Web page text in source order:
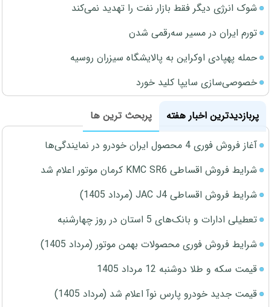
شوک انرژی دیگر فقط بازار نفت را تهدید نمی‌کند
تورم ایران در مسیر سه‌رقمی شدن
حمله پهپادی اوکراین به پالایشگاه سیزران روسیه
خصوصی‌سازی سایپا کلید خورد
پربازدیدترین اخبار هفته
پربحث ترین ها
آغاز فروش فوری 4 محصول ایران خودرو در نمایندگی‌ها
شرایط فروش اقساطی KMC SR6 کرمان موتور اعلام شد
شرایط فروش اقساطی JAC J4 (مرداد 1405)
تعطیلی ادارات و بانک‌های 5 استان در روز چهارشنبه
شرایط فروش فوری محصولات بهمن موتور (مرداد 1405)
قیمت سکه و طلا دوشنبه 12 مرداد 1405
قیمت جدید خودرو پارس نوآ اعلام شد (مرداد 1405)